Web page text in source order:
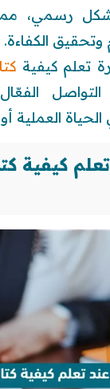
بشكل رسمي،
الكفاءة.
تعلم كيفية
العملية
كيفية